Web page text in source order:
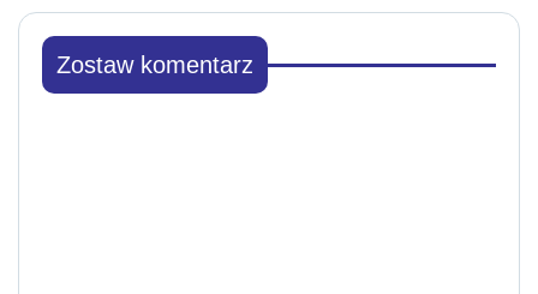
Zostaw komentarz